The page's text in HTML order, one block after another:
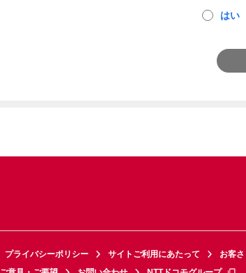
はい
プライバシーポリシー サイトご利用にあたって お客